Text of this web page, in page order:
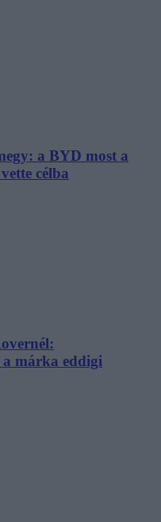
a BYD most a
célba
márka eddigi